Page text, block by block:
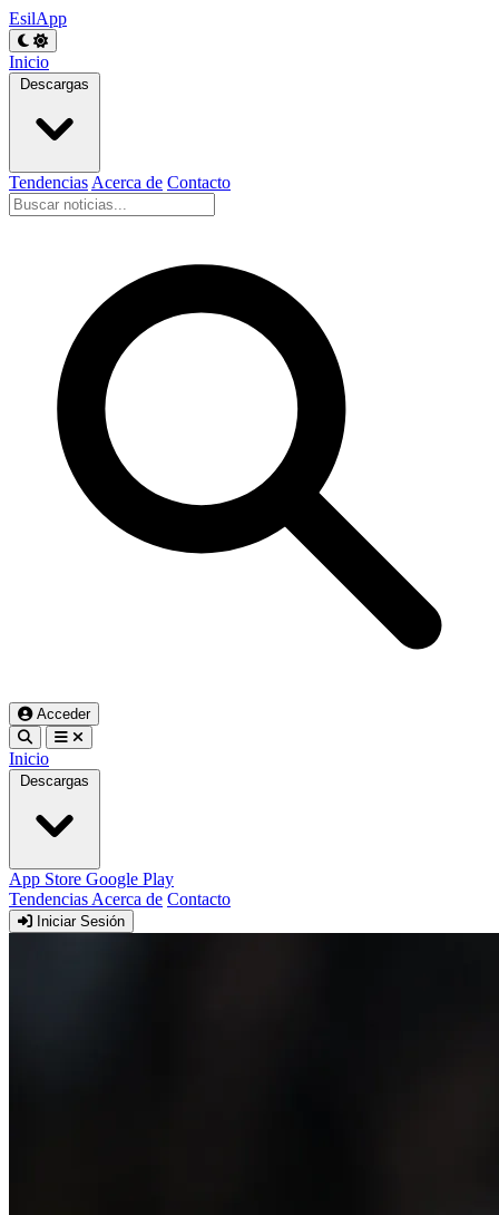
EsilApp
Inicio
Descargas
Tendencias Acerca de Contacto
Acceder
Inicio
Descargas
App Store Google Play
Tendencias Acerca de Contacto
Iniciar Sesión